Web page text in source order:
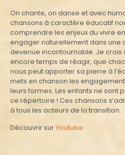
On chante, on danse et avec
chansons à caractère éducatif
comprendre les enjeux du vivre
engager naturellement dans une
devenue incontournable. Je crois
encore temps de réagir, que
nous peut apporter sa pierre à
mets en chanson les
leurs formes. Les enfants ne sont
ce répertoire ! Ces chansons
à tous les acteurs de la transition.
Découvrir surYoutube